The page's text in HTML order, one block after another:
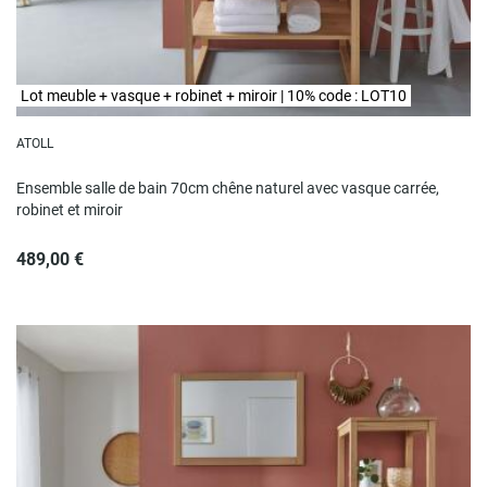
ATOLL
Ensemble salle de bain 70cm chêne naturel avec vasque carrée,
robinet et miroir
489,00 €
Lot meuble + vasque + robinet + miroir | 10% code : LOT10